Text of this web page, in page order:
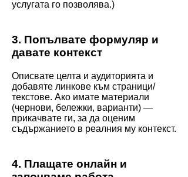
услугата го позволява.)
3. Попълвате формуляр и
давате контекст
Описвате целта и аудиторията и
добавяте линкове към страници/
текстове. Ако имате материали
(чернови, бележки, варианти) —
прикачвате ги, за да оценим
съдържанието в реалния му контекст.
4. Плащате онлайн и